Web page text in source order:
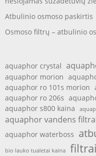
Atbulinio osmoso paskirtis
Osmoso filtrų – atbulinio
aquaphor crystal
aquaphor morion
aquaphor ro 101s morion
aquaphor ro 206s
aquaphor s800 kaina
aquaphor vandens
aquaphor waterboss
bio lauko tualetai kaina filtrai